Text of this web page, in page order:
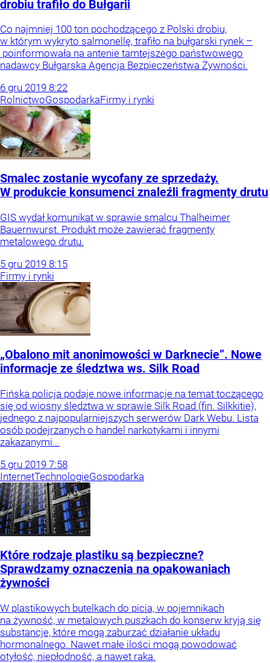
drobiu trafiło do Bułgarii
Co najmniej 100 ton pochodzącego z Polski drobiu,
w którym wykryto salmonellę, trafiło na bułgarski rynek –
poinformowała na antenie tamtejszego państwowego
nadawcy Bułgarska Agencja Bezpieczeństwa Żywności.
6 gru 2019 8:22
RolnictwoGospodarkaFirmy i rynki
Smalec zostanie wycofany ze sprzedaży.
W produkcie konsumenci znaleźli fragmenty drutu
GIS wydał komunikat w sprawie smalcu Thalheimer
Bauernwurst. Produkt może zawierać fragmenty
metalowego drutu.
5 gru 2019 8:15
Firmy i rynki
„Obalono mit anonimowości w Darknecie”. Nowe
informacje ze śledztwa ws. Silk Road
Fińska policja podaje nowe informacje na temat toczącego
się od wiosny śledztwa w sprawie Silk Road (fin. Silkkitie),
jednego z najpopularniejszych serwerów Dark Webu. Lista
osób podejrzanych o handel narkotykami i innymi
zakazanymi...
5 gru 2019 7:58
InternetTechnologieGospodarka
Które rodzaje plastiku są bezpieczne?
Sprawdzamy oznaczenia na opakowaniach
żywności
W plastikowych butelkach do picia, w pojemnikach
na żywność, w metalowych puszkach do konserw kryją się
substancje, które mogą zaburzać działanie układu
hormonalnego. Nawet małe ilości mogą powodować
otyłość, niepłodność, a nawet raka.